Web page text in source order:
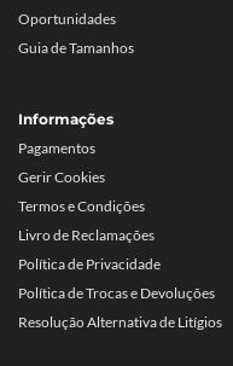
Oportunidades
Guia de Tamanhos
Informações
Pagamentos
Gerir Cookies
Termos e Condições
Livro de Reclamações
Política de Privacidade
Política de Trocas e Devoluções
Resolução Alternativa de Litígios